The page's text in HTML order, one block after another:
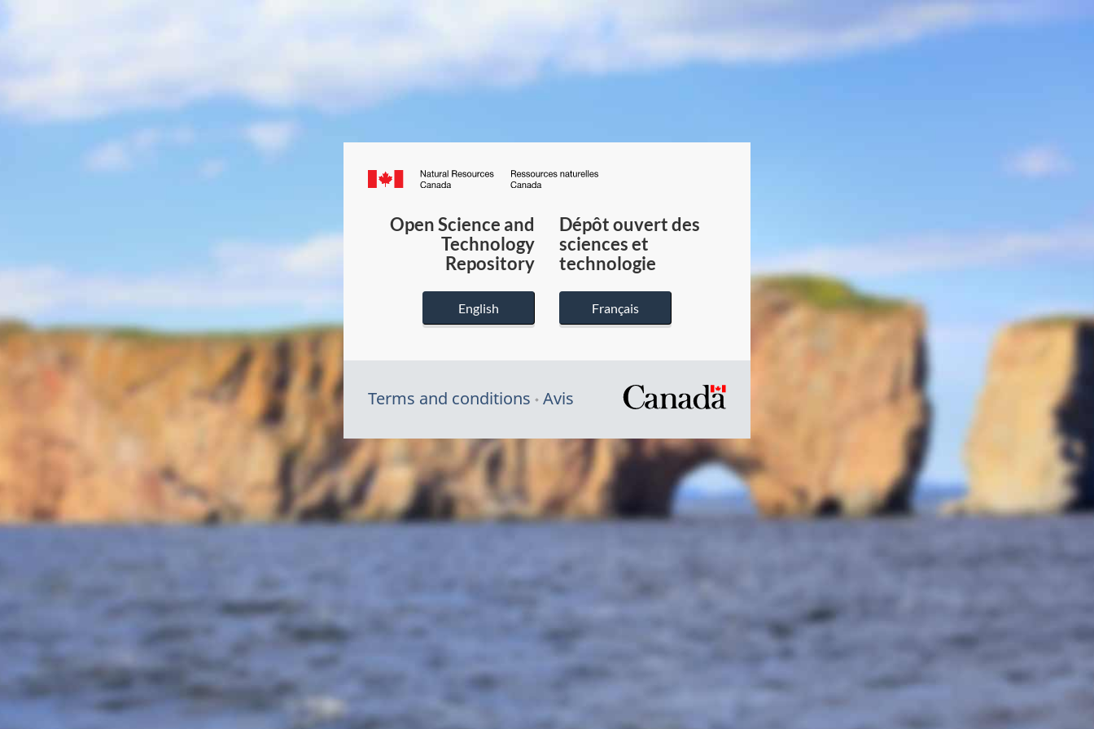
Canada.ca
du
Canada
Open Science and
Technology
Repository
English
Dépôt ouvert des
sciences et
technologie
Français
Terms and conditions Avis
/
du
gouvernement
du